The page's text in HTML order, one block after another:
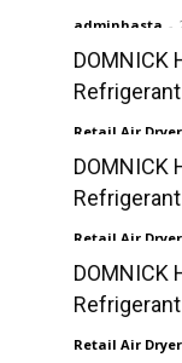
adminhasta -
DOMNICK
Retail Air Dryer
DOMNICK
Retail Air Dryer
DOMNICK
Retail Air Dryer